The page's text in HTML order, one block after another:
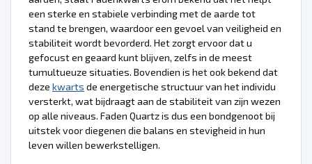
een sterke en stabiele verbinding met de aarde tot
stand te brengen, waardoor een gevoel van veiligheid en
stabiliteit wordt bevorderd. Het zorgt ervoor dat u
gefocust en geaard kunt blijven, zelfs in de meest
tumultueuze situaties. Bovendien is het ook bekend dat
deze kwarts de energetische structuur van het individu
versterkt, wat bijdraagt aan de stabiliteit van zijn wezen
op alle niveaus. Faden Quartz is dus een bondgenoot bij
uitstek voor diegenen die balans en stevigheid in hun
leven willen bewerkstelligen.